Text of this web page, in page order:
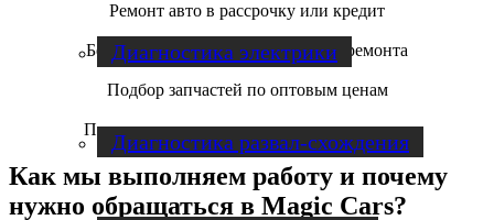
Диагностика электрики
Диагностика развал-схождения
Ремонт авто в рассрочку или кредит
Бесплатная диагностика и оценка ремонта
Подбор запчастей по оптовым ценам
Постоянным клиентам постоянные скидки
Как мы выполняем работу и почему
нужно обращаться в Magic Cars?